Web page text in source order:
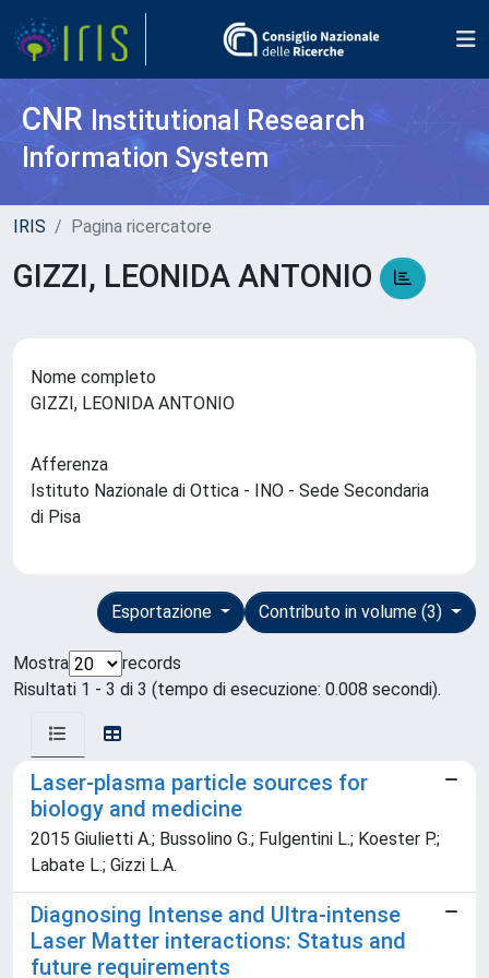
CNR Institutional Research
Information System
IRIS Pagina ricercatore
GIZZI, LEONIDA ANTONIO
Nome completo
GIZZI, LEONIDA ANTONIO
Afferenza
Istituto Nazionale di Ottica - INO - Sede Secondaria
di Pisa
Contributo in volume (3)
Esportazione
Mostra
records
Risultati 1 - 3 di 3 (tempo di esecuzione: 0.008 secondi).
Laser-plasma particle sources for
biology and medicine
2015 Giulietti A.; Bussolino G.; Fulgentini L.; Koester P.;
Labate L.; Gizzi L.A.
Diagnosing Intense and Ultra-intense
Laser Matter interactions: Status and
future requirements